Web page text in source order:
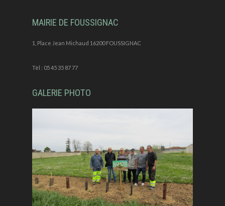
MAIRIE DE FOUSSIGNAC
1, Place Jean Michaud 16200 FOUSSIGNAC
Tèl : 05 45 35 87 77
GALERIE PHOTO